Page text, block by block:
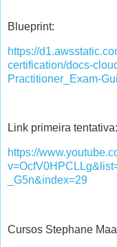
Blueprint:
https://
certification/docs-
Practitioner_Exam-
Link primeira tentativa:
https://
_G5n&index=29
Cursos Stephane